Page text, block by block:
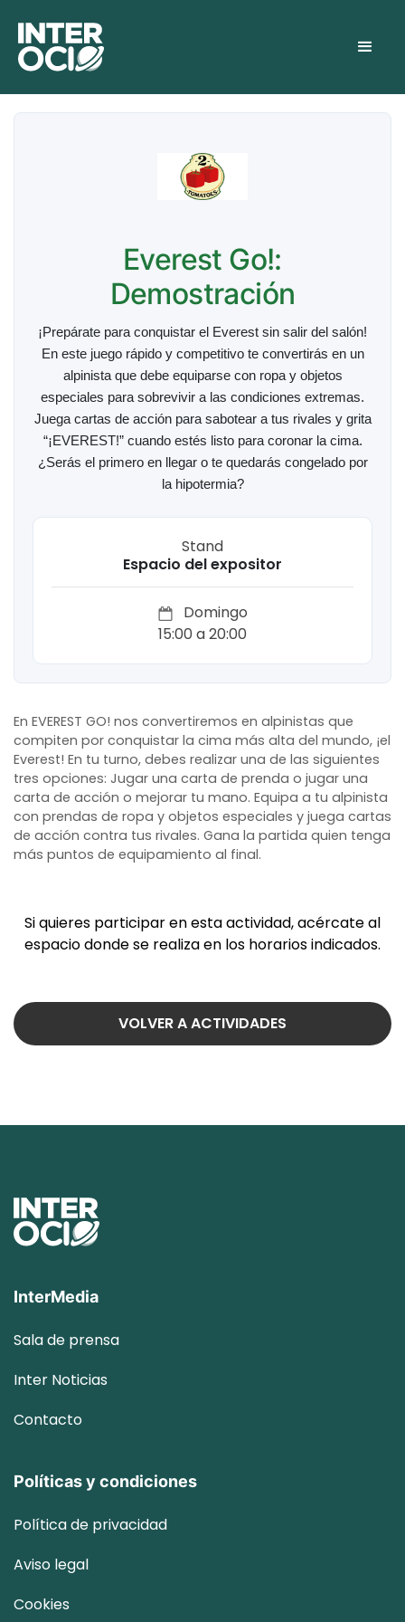
Everest Go!:
Demostración
¡Prepárate para conquistar el Everest sin salir del salón!
En este juego rápido y competitivo te convertirás en un
alpinista que debe equiparse con ropa y objetos
especiales para sobrevivir a las condiciones extremas.
Juega cartas de acción para sabotear a tus rivales y grita
“¡EVEREST!” cuando estés listo para coronar la cima.
¿Serás el primero en llegar o te quedarás congelado por
la hipotermia?
Stand
Espacio del expositor
Domingo
15:00 a 20:00
En EVEREST GO! nos convertiremos en alpinistas que
compiten por conquistar la cima más alta del mundo, ¡el
Everest! En tu turno, debes realizar una de las siguientes
tres opciones: Jugar una carta de prenda o jugar una
carta de acción o mejorar tu mano. Equipa a tu alpinista
con prendas de ropa y objetos especiales y juega cartas
de acción contra tus rivales. Gana la partida quien tenga
más puntos de equipamiento al final.
Si quieres participar en esta actividad, acércate al
espacio donde se realiza en los horarios indicados.
VOLVER A ACTIVIDADES
InterMedia
Sala de prensa
Inter Noticias
Contacto
Políticas y condiciones
Política de privacidad
Aviso legal
Cookies